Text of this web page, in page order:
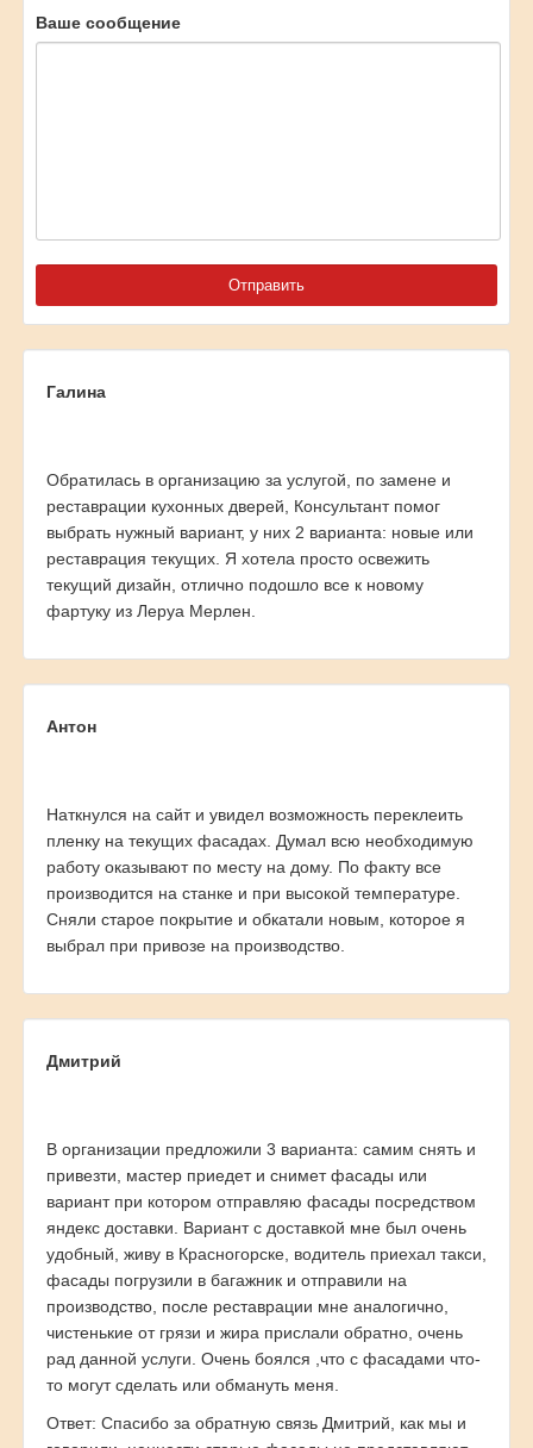
Ваше сообщение
Галина
Обратилась в организацию за услугой, по замене и
реставрации кухонных дверей, Консультант помог
выбрать нужный вариант, у них 2 варианта: новые или
реставрация текущих. Я хотела просто освежить
текущий дизайн, отлично подошло все к новому
фартуку из Леруа Мерлен.
Антон
Наткнулся на сайт и увидел возможность переклеить
пленку на текущих фасадах. Думал всю необходимую
работу оказывают по месту на дому. По факту все
производится на станке и при высокой температуре.
Сняли старое покрытие и обкатали новым, которое я
выбрал при привозе на производство.
Дмитрий
В организации предложили 3 варианта: самим снять и
привезти, мастер приедет и снимет фасады или
вариант при котором отправляю фасады посредством
яндекс доставки. Вариант с доставкой мне был очень
удобный, живу в Красногорске, водитель приехал такси,
фасады погрузили в багажник и отправили на
производство, после реставрации мне аналогично,
чистенькие от грязи и жира прислали обратно, очень
рад данной услуги. Очень боялся ,что с фасадами что-
то могут сделать или обмануть меня.
Ответ: Спасибо за обратную связь Дмитрий, как мы и